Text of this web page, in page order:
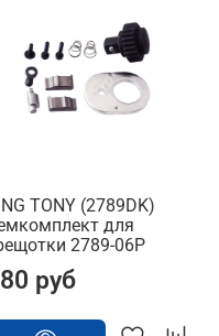
TONY (2789DK)
для
2789-06P
руб